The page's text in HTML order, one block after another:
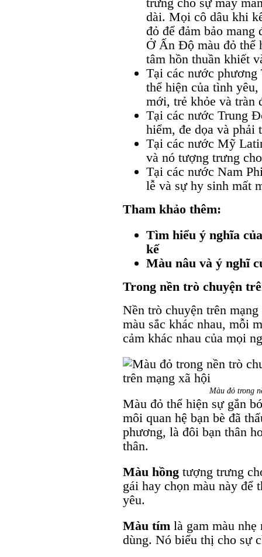
dài. Mọi cô dâu khi
đỏ để đảm bảo mang
Ở Ấn Độ màu đỏ thể
tâm hồn thuần khiết
Tại các nước
thể hiện của tình
mới, trẻ khỏe và tràn
Tại các nước Trung
hiểm, đe dọa và phải
Tại các nước Mỹ
và nó tượng trưng
Tại các nước Nam
lễ và sự hy sinh mất
Tham khảo thêm:
Tìm hiểu ý nghĩa
kế
Màu nâu và ý nghĩ
Trong nền trò chuyện
Nền trò chuyện trên
màu sắc khác nhau, mỗi
cảm khác nhau của mọi
Màu đỏ trong
Màu đỏ thể hiện sự gắn
môi quan hệ bạn bè đã
phương, là đôi bạn thân
thân.
Màu hồng tượng trưng
gái hay chọn màu này để
yêu.
Màu tím là gam màu
dùng. Nó biểu thị cho sự